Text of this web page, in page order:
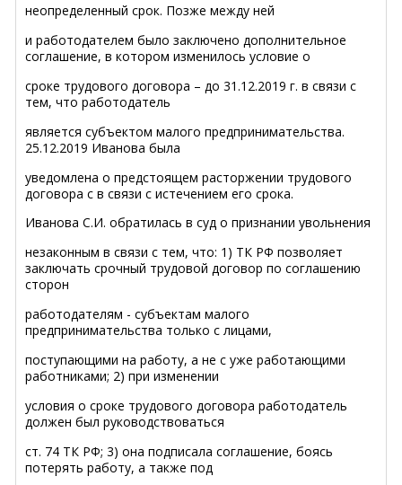
неопределенный срок. Позже между ней
и работодателем было заключено дополнительное
соглашение, в котором изменилось условие о
сроке трудового договора – до 31.12.2019 г. в связи с
тем, что работодатель
является субъектом малого предпринимательства.
25.12.2019 Иванова была
уведомлена о предстоящем расторжении трудового
договора с в связи с истечением его срока.
Иванова С.И. обратилась в суд о признании увольнения
незаконным в связи с тем, что: 1) ТК РФ позволяет
заключать срочный трудовой договор по соглашению
сторон
работодателям - субъектам малого
предпринимательства только с лицами,
поступающими на работу, а не с уже работающими
работниками; 2) при изменении
условия о сроке трудового договора работодатель
должен был руководствоваться
ст. 74 ТК РФ; 3) она подписала соглашение, боясь
потерять работу, а также под